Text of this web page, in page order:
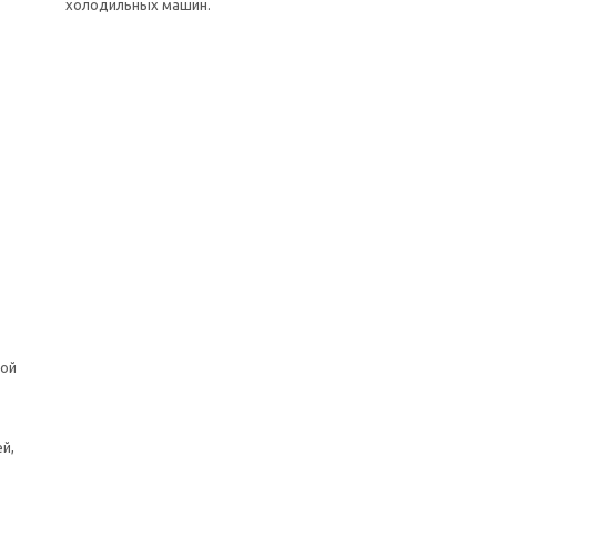
холодильных машин.